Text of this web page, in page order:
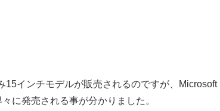
15インチモデルが販売されるのですが、Microsoft
に発売される事が分かりました。